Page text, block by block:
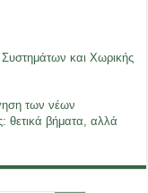
και Χωρικής
των νέων
θετικά βήματα, αλλά